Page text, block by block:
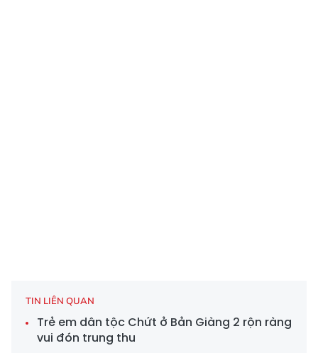
TIN LIÊN QUAN
Trẻ em dân tộc Chứt ở Bản Giàng 2 rộn ràng
vui đón trung thu